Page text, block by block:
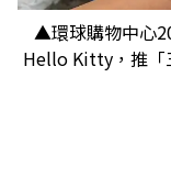
▲環球購物中心
Hello Kitty，推「